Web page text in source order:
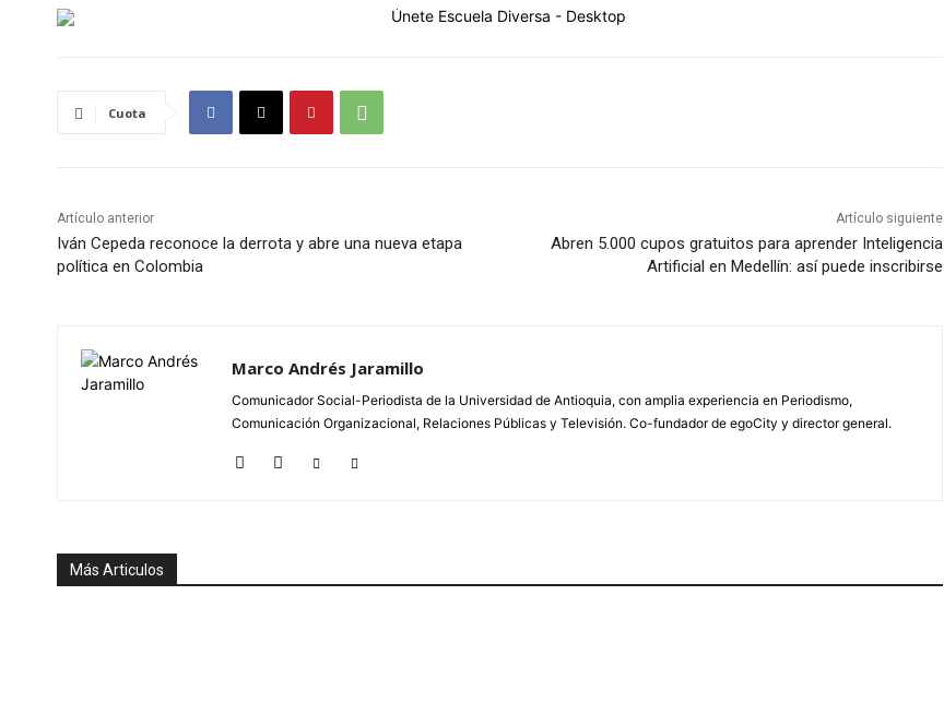
Cuota
Artículo anterior
Iván Cepeda reconoce la derrota y abre una nueva etapa
política en Colombia
Artículo siguiente
Abren 5.000 cupos gratuitos para aprender Inteligencia
Artificial en Medellín: así puede inscribirse
Marco Andrés Jaramillo
Comunicador Social-Periodista de la Universidad de Antioquia, con amplia experiencia en Periodismo,
Comunicación Organizacional, Relaciones Públicas y Televisión. Co-fundador de egoCity y director general.
Más Articulos